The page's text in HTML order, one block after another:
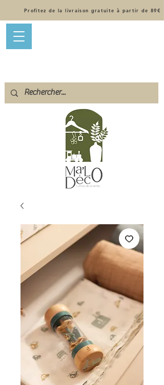
Profitez de la livraison gratuite à partir de 89€